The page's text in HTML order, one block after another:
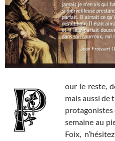
our le reste,
mais aussi de
semaine au
Foix,